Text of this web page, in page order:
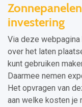
investering
Via deze
over het laten
kunt gebruiken
Daarmee nemen
Het opvragen van
aan welke kosten je